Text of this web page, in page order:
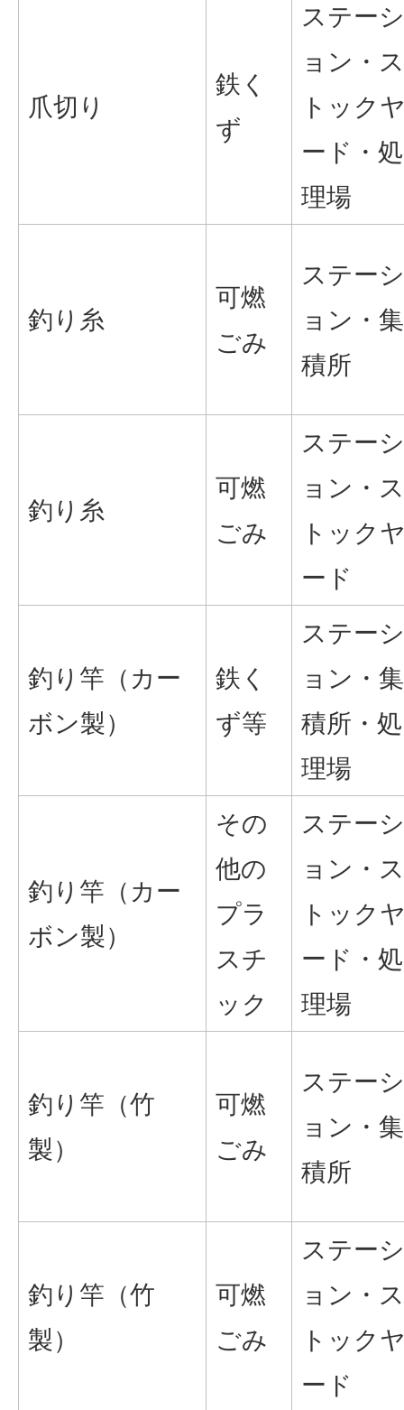
爪切り
鉄く
ず
ステーシ
ョン・ス
トック
ード・処
理場
釣り糸
可燃
ごみ
ステーシ
ョン・集
積所
釣り糸
可燃
ごみ
ステーシ
ョン・ス
トック
ード
釣り竿（カー
ボン製）
鉄く
ず等
ステーシ
ョン・集
積所・処
理場
釣り竿（カー
ボン製）
その
他の
プラ
スチ
ック
ステーシ
ョン・ス
トック
ード・処
理場
釣り竿（竹
製）
可燃
ごみ
ステーシ
ョン・集
積所
釣り竿（竹
製）
可燃
ごみ
ステーシ
ョン・ス
トック
ード